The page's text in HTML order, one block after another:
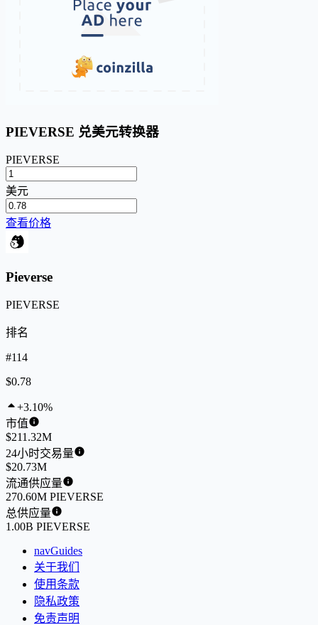
PIEVERSE 兑美元转换器
PIEVERSE
美元
查看价格
Pieverse
PIEVERSE
排名
#114
$0.78
+3.10%
市值
$211.32M
24小时交易量
$20.73M
流通供应量
270.60M PIEVERSE
总供应量
1.00B PIEVERSE
navGuides
关于我们
使用条款
隐私政策
免责声明